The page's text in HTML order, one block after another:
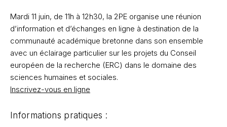
Mardi 11 juin, de 11h à 12h30, la 2PE organise une réunion
d’information et d’échanges en ligne à destination de la
communauté académique bretonne dans son ensemble
avec un éclairage particulier sur les projets du Conseil
européen de la recherche (ERC) dans le domaine des
sciences humaines et sociales.
Inscrivez-vous en ligne
Informations pratiques :